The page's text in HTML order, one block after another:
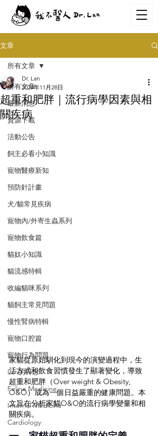
文章
所有文章
最新消息
資源下載
活動公告
飼主必看小知識
寵物醫療新知
預防針計畫
犬/貓常見疾病
寵物內/外寄生蟲系列
寵物飲食篇
貓奴小知識
貓流感特輯
收編貓咪系列
貓飼主常見問題
慢性腎病特輯
寵物口腔篇
寵物行為問題
Lan的碎念
Feline Medicine
Internal Medicine
Cardiology
所有文章
超重和肥胖｜流行病學因素與相
關疾病
Dr. Lan
2024年11月28日
家貓從原始馴化到現今的演變過程中，生
活方式和飲食習慣發生了顯著變化，導致
超重和肥胖（Over weight & Obesity,
O&O）成為一個日益嚴重的健康問題。本
文旨在分析家貓O&O的流行病學變量和相
關疾病。